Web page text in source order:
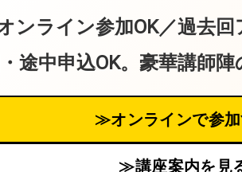
ンライン参加OK／過去
途中申込OK。豪華講師
≫オンラインで参
≫講座案内を見